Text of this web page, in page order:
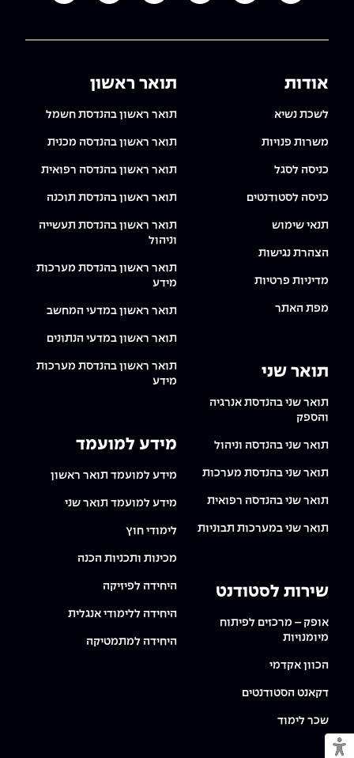
מעבר למצב נגיש
אודות
לשכת נשיא
משרות פנויות
כניסה לסגל
כניסה לסטודנטים
תנאי שימוש
הצהרת נגישות
מדיניות פרטיות
מפת האתר
תואר שני
תואר שני בהנדסת אנרגיה
והספק
תואר שני בהנדסה וניהול
תואר שני בהנדסת מערכות
תואר שני בהנדסה רפואית
תואר שני במערכות תבוניות
שירות לסטודנט
אופק – מרכזים לפיתוח
מיומנויות
הכוון אקדמי
דקאנט הסטודנטים
שכר לימוד
תואר ראשון
תואר ראשון בהנדסת חשמל
תואר ראשון בהנדסה מכנית
תואר ראשון בהנדסה רפואית
תואר ראשון בהנדסת תוכנה
תואר ראשון בהנדסת תעשייה
וניהול
תואר ראשון בהנדסת מערכות
מידע
תואר ראשון במדעי המחשב
תואר ראשון במדעי הנתונים
תואר ראשון בהנדסת מערכות
מידע
מידע למועמד
מידע למועמד תואר ראשון
מידע למועמד תואר שני
לימודי חוץ
מכינות ותכניות הכנה
היחידה לפיזיקה
היחידה ללימודי אנגלית
היחידה למתמטיקה